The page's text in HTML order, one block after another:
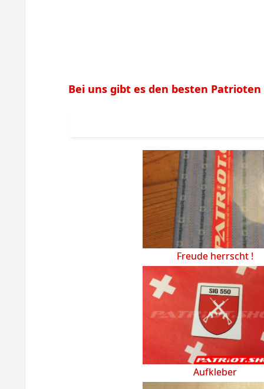
Bei uns gibt es den besten
Freude herrscht !
Aufkleber